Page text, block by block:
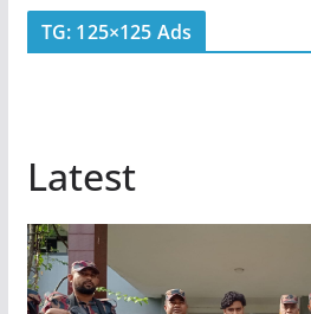
TG: 125×125 Ads
Latest